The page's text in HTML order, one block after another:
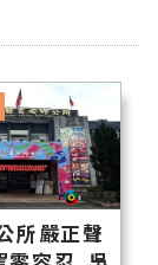
所嚴正聲